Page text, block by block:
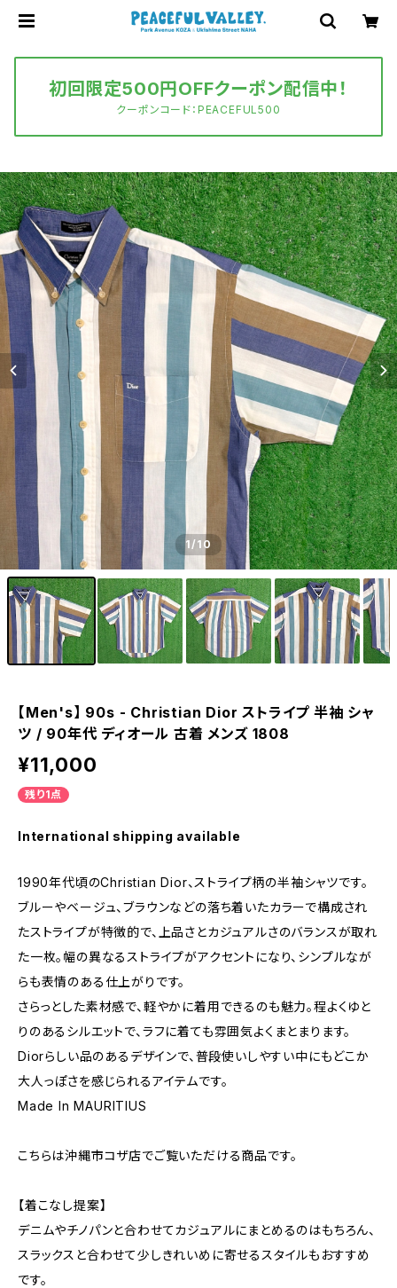
初回限定500円OFFクーポン配信中！
クーポンコード：PEACEFUL500
1/10
【Men's】 90s - Christian Dior ストライプ 半袖 シャ
ツ / 90年代 ディオール 古着 メンズ 1808
¥11,000
残り1点
International shipping available
1990年代頃のChristian Dior、ストライプ柄の半袖シャツです。
ブルーやベージュ、ブラウンなどの落ち着いたカラーで構成され
たストライプが特徴的で、上品さとカジュアルさのバランスが取れ
た一枚。幅の異なるストライプがアクセントになり、シンプルなが
らも表情のある仕上がりです。
さらっとした素材感で、軽やかに着用できるのも魅力。程よくゆと
りのあるシルエットで、ラフに着ても雰囲気よくまとまります。
Diorらしい品のあるデザインで、普段使いしやすい中にもどこか
大人っぽさを感じられるアイテムです。
Made In MAURITIUS
こちらは沖縄市コザ店でご覧いただける商品です。
【着こなし提案】
デニムやチノパンと合わせてカジュアルにまとめるのはもちろん、
スラックスと合わせて少しきれいめに寄せるスタイルもおすすめ
です。